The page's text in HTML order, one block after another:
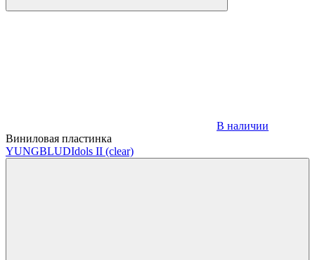
В наличии
Виниловая пластинка
YUNGBLUDIdols II (clear)